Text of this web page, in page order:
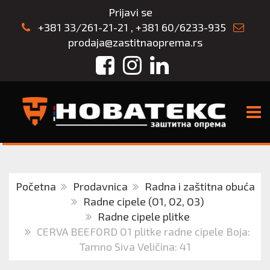
Prijavi se
+381 33/261-21-21 , +381 60/6233-935
prodaja@zastitnaoprema.rs
FacebookInstagram
LinkedIn
Početna Prodavnica
Radna i zaštitna obuća
Radne cipele (O1, O2, O3)
Radne cipele plitke
CERVA BEEFORD O1 plitke radne cipele Boja:
Tamno Siva Veličina: 41